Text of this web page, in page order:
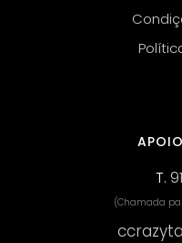
T.
(Chamada